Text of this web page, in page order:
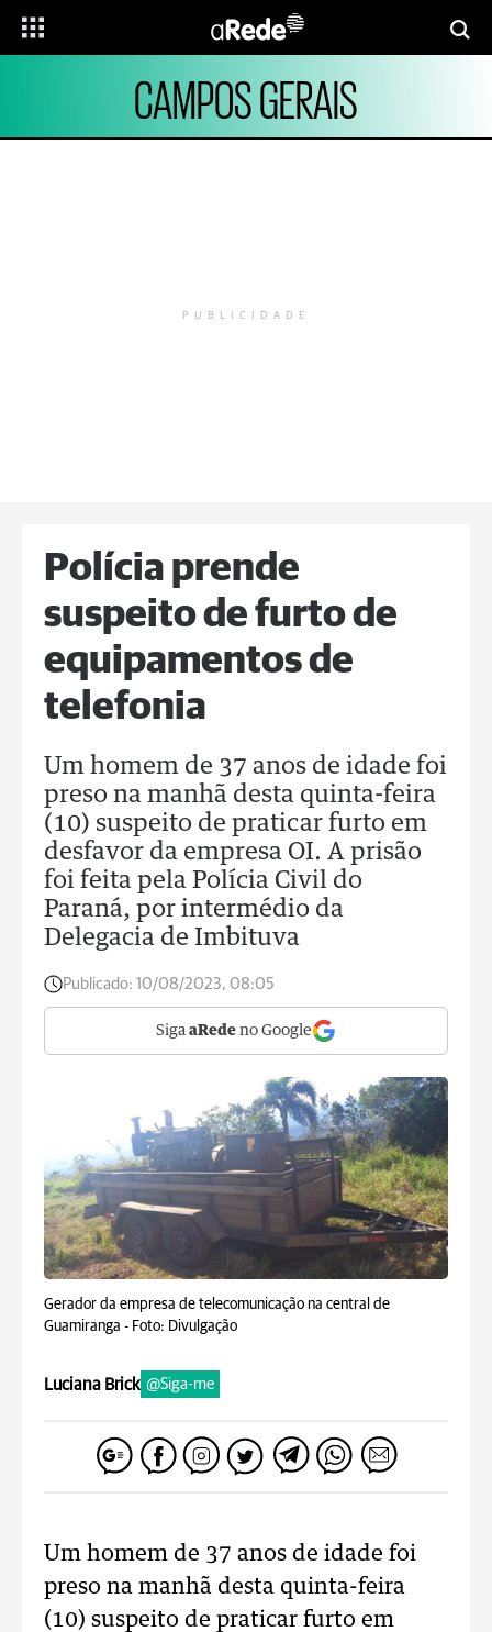
CAMPOS GERAIS
PUBLICIDADE
Polícia prende
suspeito de furto de
equipamentos de
telefonia
Um homem de 37 anos de idade foi
preso na manhã desta quinta-feira
(10) suspeito de praticar furto em
desfavor da empresa OI. A prisão
foi feita pela Polícia Civil do
Paraná, por intermédio da
Delegacia de Imbituva
Publicado: 10/08/2023, 08:05
Siga aRede no Google
Gerador da empresa de telecomunicação na central de
Guamiranga - Foto: Divulgação
Luciana Brick @Siga-me
Um homem de 37 anos de idade foi
preso na manhã desta quinta-feira
(10) suspeito de praticar furto em